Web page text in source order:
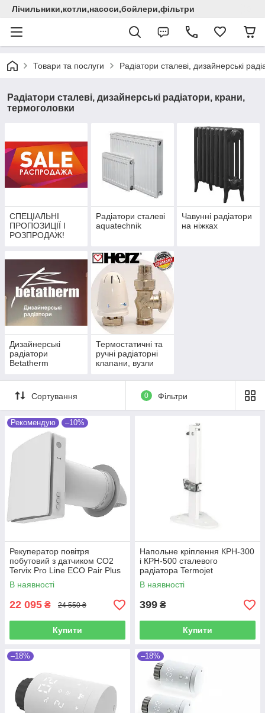
Лічильники,котли,насоси,бойлери,фільтри
Товари та послуги Радіатори сталеві, дизайнерські
Радіатори сталеві, дизайнерські радіатори, крани,
термоголовки
СПЕЦІАЛЬНІ
ПРОПОЗИЦІЇ І
РОЗПРОДАЖ!
Радіатори сталеві
aquatechnik
Чавунні радіатори
на ніжках
Дизайнерські
радіатори
Betatherm
Термостатичні та
ручні радіаторні
клапани, вузли
під'єднання
Сортування
0 Фільтри
Рекомендую –10%
Рекуператор повітря
побутовий з датчиком СО2
Tervix Pro Line ECO Pair Plus
WiFi TERVIX
В наявності
22 095 ₴ 24 550 ₴
Купити
Напольне кріплення КРН-300
і КРН-500 сталевого
радіатора Termojet
В наявності
399 ₴
Купити
–18% –18%